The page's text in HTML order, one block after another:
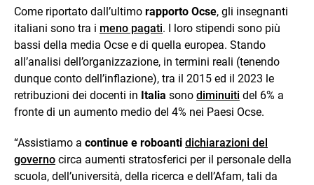
Come riportato dall’ultimo rapporto Ocse, gli insegnanti
italiani sono tra i meno pagati. I loro stipendi sono più
bassi della media Ocse e di quella europea. Stando
all’analisi dell’organizzazione, in termini reali (tenendo
dunque conto dell’inflazione), tra il 2015 ed il 2023 le
retribuzioni dei docenti in Italia sono diminuiti del 6% a
fronte di un aumento medio del 4% nei Paesi Ocse.
“Assistiamo a continue e roboanti dichiarazioni del
governo circa aumenti stratosferici per il personale della
scuola, dell’università, della ricerca e dell’Afam, tali da